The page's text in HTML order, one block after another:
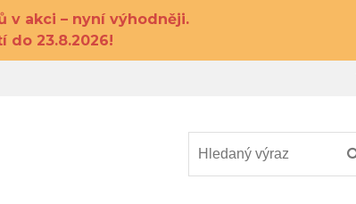
v akci – nyní výhodněji.
do 23.8.2026!